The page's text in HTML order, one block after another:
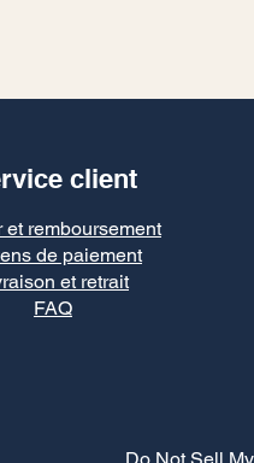
client
et remboursement
de paiement
et retrait
FAQ